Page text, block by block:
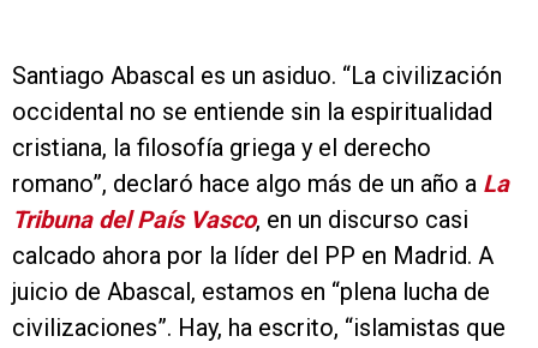
Santiago Abascal es un asiduo. “La civilización
occidental no se entiende sin la espiritualidad
cristiana, la filosofía griega y el derecho
romano”, declaró hace algo más de un año a La
Tribuna del País Vasco, en un discurso casi
calcado ahora por la líder del PP en Madrid. A
juicio de Abascal, estamos en “plena lucha de
civilizaciones”. Hay, ha escrito, “islamistas que